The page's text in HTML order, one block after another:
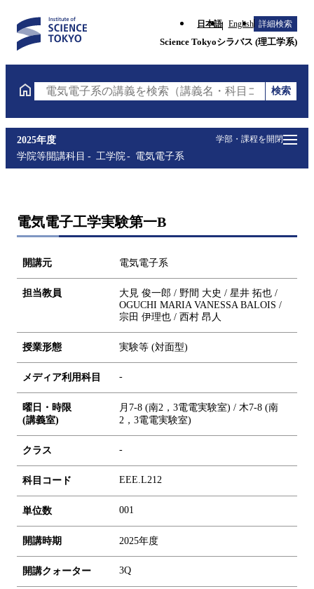
日本語 English 詳細検索
Science Tokyoシラバス (理工学系)
電気電子系の講義を検索（講義名・科目コード・担当
検索
学部・課程を開閉
2025年度
学院等開講科目
工学院 電気電子系
電気電子工学実験第一B
開講元 電気電子系
担当教員
大見 俊一郎 / 野間 大史 / 星井 拓也 /
OGUCHI MARIA VANESSA BALOIS /
宗田 伊理也 / 西村 昂人
授業形態 実験等 (対面型)
メディア利用科目 -
曜日・時限
(講義室)
月7-8 (南2，3電電実験室) / 木7-8 (南
2，3電電実験室)
クラス -
科目コード EEE.L212
単位数 001
開講時期 2025年度
開講クォーター 3Q